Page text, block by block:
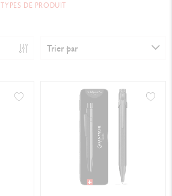
TYPES DE PRODUIT
Trier par